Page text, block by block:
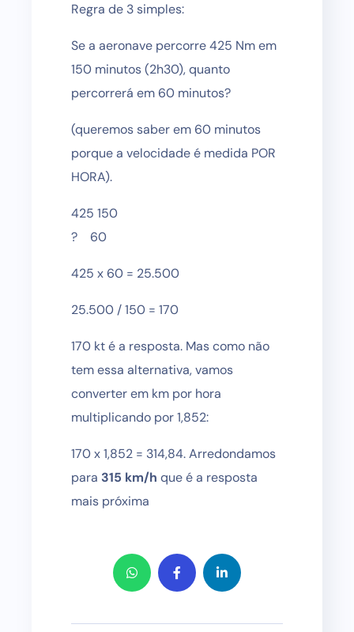
Regra de 3 simples:
Se a aeronave percorre 425 Nm em
150 minutos (2h30), quanto
percorrerá em 60 minutos?
(queremos saber em 60 minutos
porque a velocidade é medida POR
HORA).
425 150
? 60
425 x 60 = 25.500
25.500 / 150 = 170
170 kt é a resposta. Mas como não
tem essa alternativa, vamos
converter em km por hora
multiplicando por 1,852:
170 x 1,852 = 314,84. Arredondamos
para 315 km/h que é a resposta
mais próxima